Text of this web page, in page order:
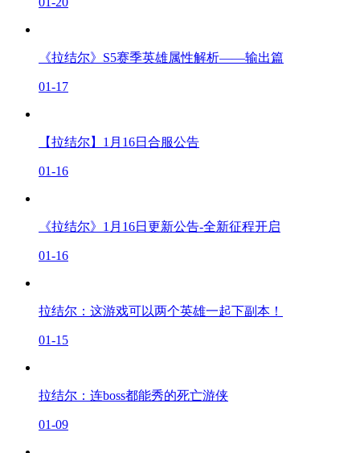
《拉结尔》S5赛季英雄属性解析——输出篇
01-17
【拉结尔】1月16日合服公告
01-16
《拉结尔》1月16日更新公告-全新征程开启
01-16
拉结尔：这游戏可以两个英雄一起下副本！
01-15
拉结尔：连boss都能秀的死亡游侠
01-09